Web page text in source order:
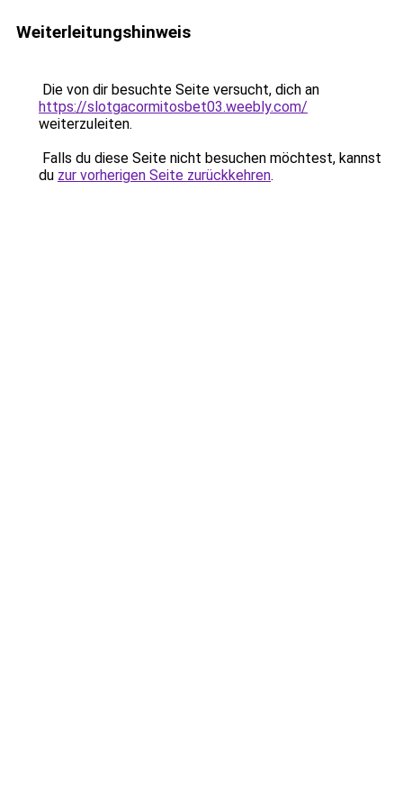
Weiterleitungshinweis
Die von dir besuchte Seite versucht, dich an
https://slotgacormitosbet03.weebly.com/
weiterzuleiten.
Falls du diese Seite nicht besuchen möchtest, kannst
du zur vorherigen Seite zurückkehren.